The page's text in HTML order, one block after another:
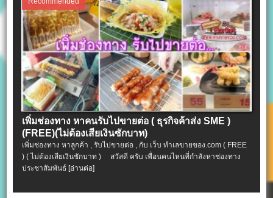
เพิ่มช่องทาง หาคนรับไปขายต่อ ( ธุรกิจค้าส่ง SME )
(FREE)(ไม่ต้องเสียเงินซักบาท)
เพิ่มช่องทาง หาลูกค้า , รับไปขายต่อ , กับ เว็บ ทำเลขายของ.com ( FREE
) ( ไม่ต้องเสียเงินซักบาท ) สวัสดี ครับ เพื่อนคนไหนที่กำลังหาช่องทาง
ประชาสัมพันธ์ [อ่านต่อ]